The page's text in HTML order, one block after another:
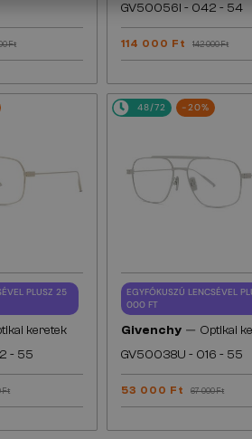
Ft
GV50056I - 042 - 54
114 000 Ft 142 000 Ft
PLUSZ 25
keretek
- 55
Ft
48/72 -20%
EGYFÓKUSZÚ LENCSÉVEL
000 FT
Givenchy — Optikai
GV50038U - 016 - 55
53 000 Ft 67 000 Ft